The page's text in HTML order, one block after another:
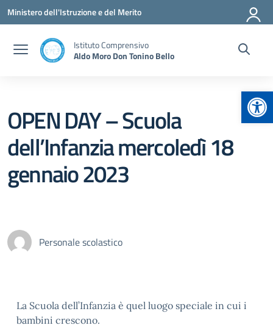
Vai ai contenuti
Vai al menu di navigazione
Vai al footer
Ministero dell'Istruzione e del Merito
Istituto Comprensivo
Aldo Moro Don Tonino Bello
OPEN DAY – Scuola
dell’Infanzia mercoledì 18
gennaio 2023
Personale scolastico
La Scuola dell’Infanzia è quel luogo speciale in cui i
bambini crescono.